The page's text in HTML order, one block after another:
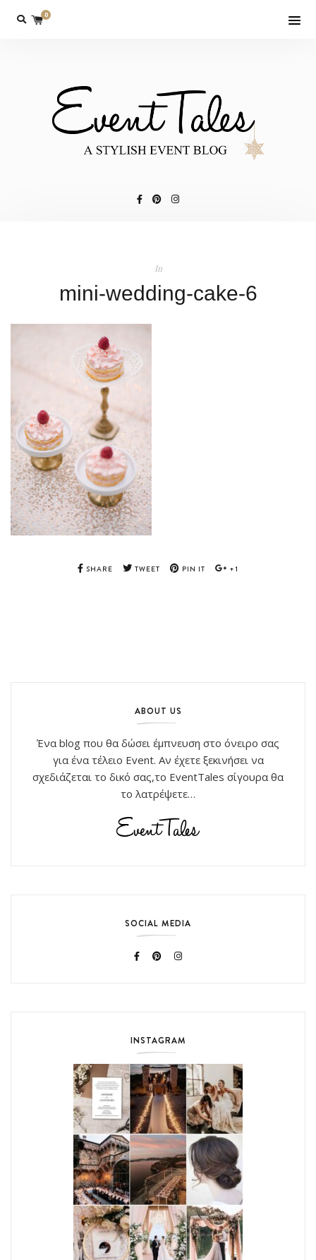
0
In
mini-wedding-cake-6
SHARE TWEET PIN IT +1
ABOUT US
Ένα blog που θα δώσει έμπνευση στο όνειρο σας
για ένα τέλειο Event. Αν έχετε ξεκινήσει να
σχεδιάζεται το δικό σας,το EventTales σίγουρα θα
το λατρέψετε…
SOCIAL MEDIA
INSTAGRAM